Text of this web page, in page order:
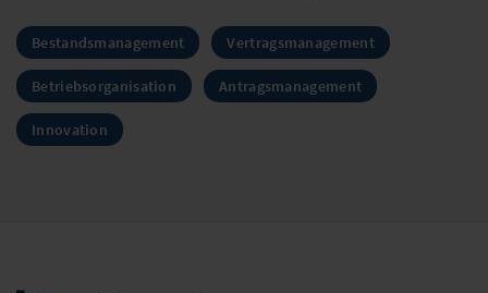
Bestandsmanagement Vertragsmanagement
Betriebsorganisation Antragsmanagement
Innovation